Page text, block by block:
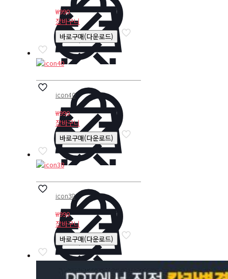
₩990
장바구니
바로구매(다운로드)
icon40
₩990
장바구니
바로구매(다운로드)
icon38
₩990
장바구니
바로구매(다운로드)